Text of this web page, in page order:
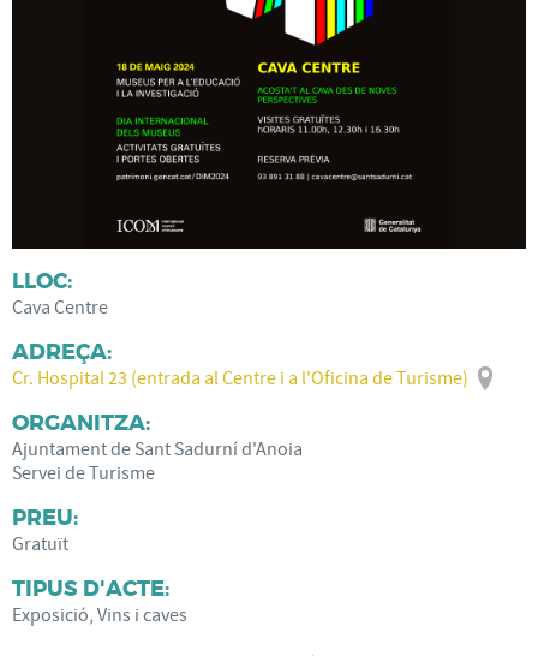
LLOC:
Cava Centre
ADREÇA:
Cr. Hospital 23 (entrada al Centre i a l'Oficina de Turisme)
ORGANITZA:
Ajuntament de Sant Sadurní d'Anoia
Servei de Turisme
PREU:
Gratuït
TIPUS D'ACTE:
Exposició, Vins i caves